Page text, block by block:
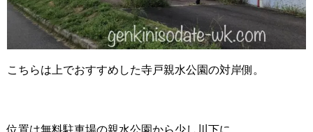
こちらは上でおすすめした寺戸親水公園の対岸側。